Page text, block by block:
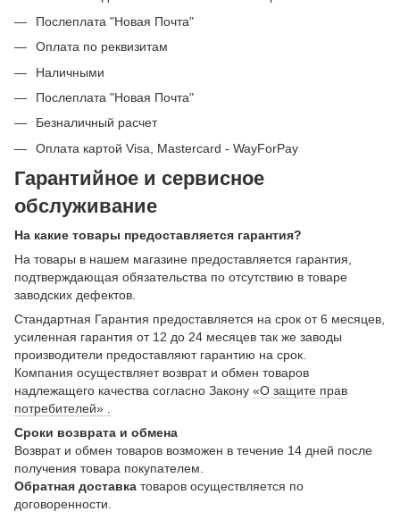
Послеплата "Новая Почта"
Оплата по реквизитам
Наличными
Послеплата "Новая Почта"
Безналичный расчет
Оплата картой Visa, Mastercard - WayForPay
Гарантийное и сервисное
обслуживание
На какие товары предоставляется гарантия?
На товары в нашем магазине предоставляется гарантия,
подтверждающая обязательства по отсутствию в товаре
заводских дефектов.
Стандартная Гарантия предоставляется на срок от 6 месяцев,
усиленная гарантия от 12 до 24 месяцев так же заводы
производители предоставляют гарантию на срок.
Компания осуществляет возврат и обмен товаров
надлежащего качества согласно Закону «О защите прав
потребителей» .
Сроки возврата и обмена
Возврат и обмен товаров возможен в течение 14 дней после
получения товара покупателем.
Обратная доставка товаров осуществляется по
договоренности.